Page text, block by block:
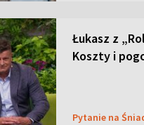
Łukasz z
Koszty i
Pytanie na